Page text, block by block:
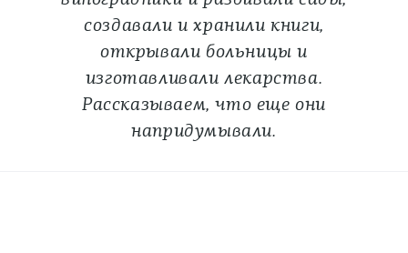
создавали и хранили книги,
открывали больницы и
изготавливали лекарства.
Рассказываем, что еще они
напридумывали.